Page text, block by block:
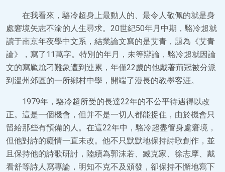
在我看來，駱冷超身上最動人的、最令人敬佩的就是身
處窘境矢志不渝的人生尋求。20世紀50年月中期，駱冷超就
讀于南京年夜學中文系，結業論文寫的是艾青，題為《艾青
論》，寫了11萬字。特別的年月，未等辯論，駱冷超就因論
文的寫尷尬刁難象遭到連累，年僅22歲的他戴著荊冠被分派
到溫州郊區的一所鄉村中學，開端了漫長的教墨客涯。
1979年，駱冷超所受的長達22年的不公平待遇得以改
正。這是一個機會，但并不是一切人都能捉住，由於機會只
留給那些有預備的人。在這22年中，駱冷超盡管身處窘境，
但他對詩的癡情一直未改。他不只默默地保持詩歌創作，並
且保持他的詩歌研討，陸續為郭沫若、臧克家、徐志摩、戴
看舒等詩人寫專論，明知不克不及頒發，卻保持不懈地寫下